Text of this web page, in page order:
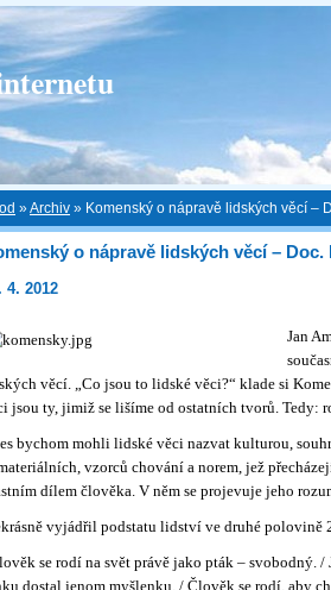
»Archiv » Komenský o nápravě lidských věcí –
o nápravě lidských věcí – Doc.
4. 2012
Jan
věcí. „Co jsou to lidské věci?“ klade si
jsou ty, jimiž se lišíme od ostatních tvorů. Tedy:
bychom mohli lidské věci nazvat kulturou,
vzorců chování a norem, jež
dílem člověka. V něm se projevuje jeho
vyjádřil podstatu lidství ve druhé
se rodí na svět právě jako pták – svobodný.
dostal jenom myšlenku. / Člověk se rodí, aby